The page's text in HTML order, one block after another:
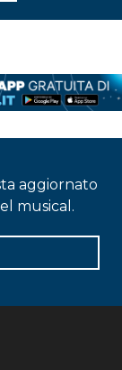
aggiornato
musical.